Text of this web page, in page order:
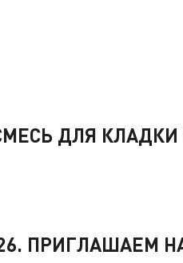
ДЛЯ КЛАДКИ
ПРИГЛАШАЕМ